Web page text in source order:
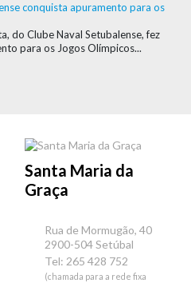
conquista apuramento para os
do Clube Naval Setubalense, fez
para os Jogos Olímpicos...
Santa Maria da
Graça
Rua de Mormugão, 40
2900-504 Setúbal
Tel: 265 428 752
(chamada para a rede fixa